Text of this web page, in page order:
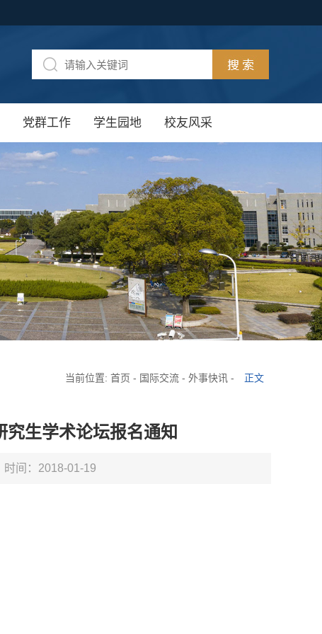
党群工作 学生园地 校友风采
当前位置: 首页 - 国际交流 - 外事快讯 - 正文
生学术论坛报名通知
时间：2018-01-19